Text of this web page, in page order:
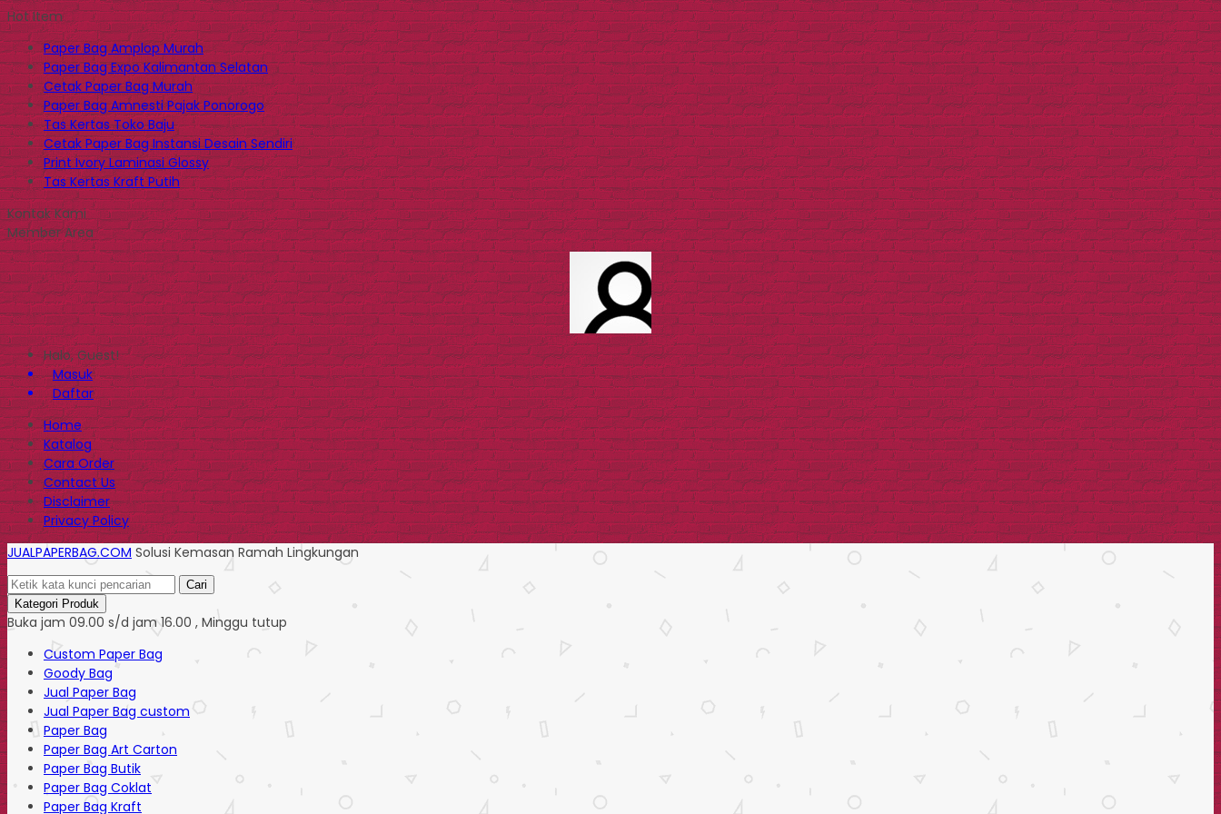
Hot Item
Paper Bag Amplop Murah
Paper Bag Expo Kalimantan Selatan
Cetak Paper Bag Murah
Paper Bag Amnesti Pajak Ponorogo
Tas Kertas Toko Baju
Cetak Paper Bag Instansi Desain Sendiri
Print Ivory Laminasi Glossy
Tas Kertas Kraft Putih
Kontak Kami
Member Area
Halo, Guest!
Masuk
Daftar
Home
Katalog
Cara Order
Contact Us
Disclaimer
Privacy Policy
JUALPAPERBAG.COM Solusi Kemasan Ramah Lingkungan
Cari
Kategori Produk
Buka jam 09.00 s/d jam 16.00 , Minggu tutup
Custom Paper Bag
Goody Bag
Jual Paper Bag
Jual Paper Bag custom
Paper Bag
Paper Bag Art Carton
Paper Bag Butik
Paper Bag Coklat
Paper Bag Kraft